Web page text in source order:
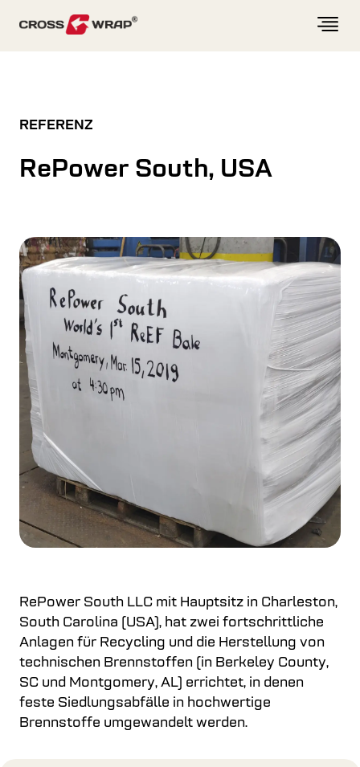
REFERENZ
RePower South, USA
RePower South LLC mit Hauptsitz in Charleston,
South Carolina (USA), hat zwei fortschrittliche
Anlagen für Recycling und die Herstellung von
technischen Brennstoffen (in Berkeley County,
SC und Montgomery, AL) errichtet, in denen
feste Siedlungsabfälle in hochwertige
Brennstoffe umgewandelt werden.